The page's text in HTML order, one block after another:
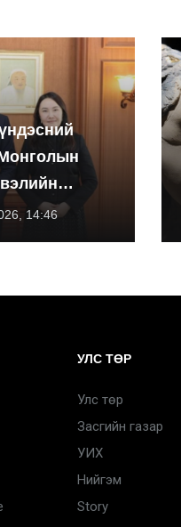
дэлгэнэ
14:46
УЛС ТӨР
Улс төр
Засгийн газар
УИХ
Нийгэм
Story